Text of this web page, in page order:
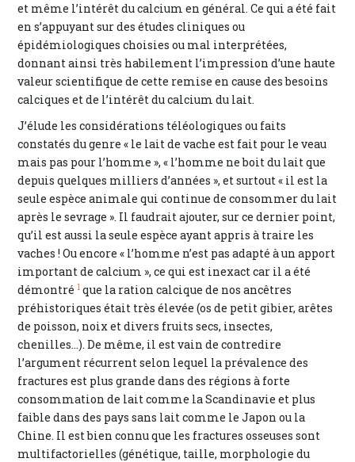
et même l’intérêt du calcium en général. Ce qui a été fait
en s’appuyant sur des études cliniques ou
épidémiologiques choisies ou mal interprétées,
donnant ainsi très habilement l’impression d’une haute
valeur scientifique de cette remise en cause des besoins
calciques et de l’intérêt du calcium du lait.
J’élude les considérations téléologiques ou faits
constatés du genre « le lait de vache est fait pour le veau
mais pas pour l’homme », « l’homme ne boit du lait que
depuis quelques milliers d’années », et surtout « il est la
seule espèce animale qui continue de consommer du lait
après le sevrage ». Il faudrait ajouter, sur ce dernier point,
qu’il est aussi la seule espèce ayant appris à traire les
vaches ! Ou encore « l’homme n’est pas adapté à un apport
important de calcium », ce qui est inexact car il a été
démontré 1 que la ration calcique de nos ancêtres
préhistoriques était très élevée (os de petit gibier, arêtes
de poisson, noix et divers fruits secs, insectes,
chenilles…). De même, il est vain de contredire
l’argument récurrent selon lequel la prévalence des
fractures est plus grande dans des régions à forte
consommation de lait comme la Scandinavie et plus
faible dans des pays sans lait comme le Japon ou la
Chine. Il est bien connu que les fractures osseuses sont
multifactorielles (génétique, taille, morphologie du